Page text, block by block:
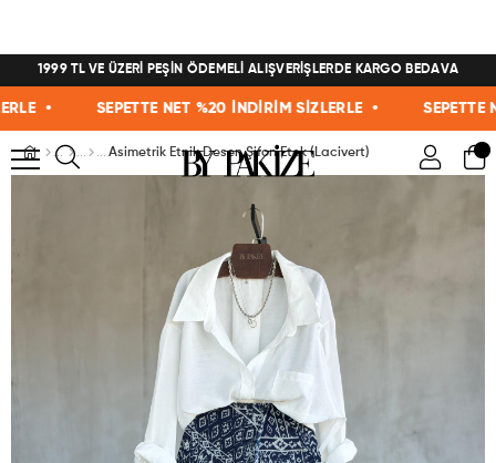
1999 TL VE ÜZERİ PEŞİN ÖDEMELİ ALIŞVERİŞLERDE KARGO BEDAVA
• SEPETTE NET %20 İNDİRİM SİZLERLE • SEPETTE
Asimetrik Etnik Desen Şifon Etek (Lacivert)